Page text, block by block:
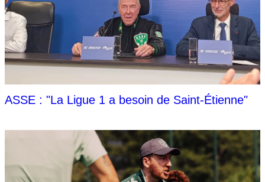
ASSE : "La Ligue 1 a besoin de Saint-Étienne"